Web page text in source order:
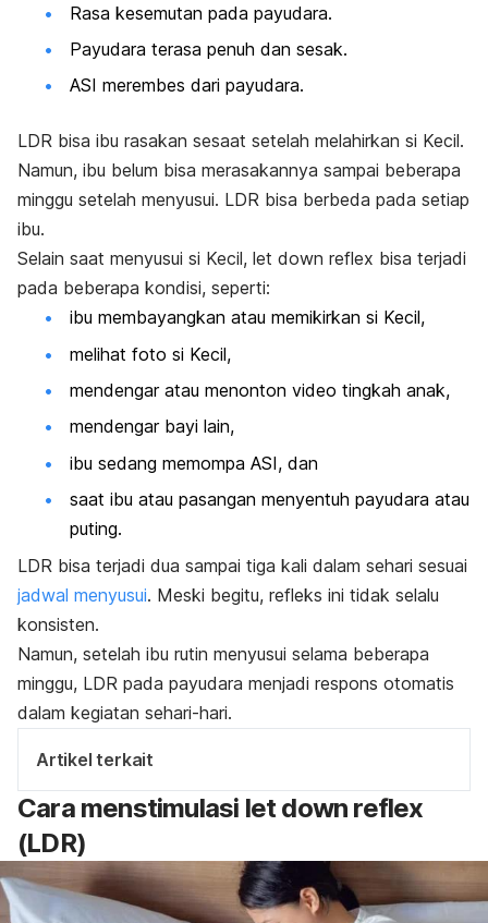
Rasa kesemutan pada payudara.
Payudara terasa penuh dan sesak.
ASI merembes dari payudara.
LDR bisa ibu rasakan sesaat setelah melahirkan si Kecil.
Namun, ibu belum bisa merasakannya sampai beberapa
minggu setelah menyusui. LDR bisa berbeda pada setiap
ibu.
Selain saat menyusui si Kecil, let down reflex bisa terjadi
pada beberapa kondisi, seperti:
ibu membayangkan atau memikirkan si Kecil,
melihat foto si Kecil,
mendengar atau menonton video tingkah anak,
mendengar bayi lain,
ibu sedang memompa ASI, dan
saat ibu atau pasangan menyentuh payudara atau
puting.
LDR bisa terjadi dua sampai tiga kali dalam sehari sesuai
jadwal menyusui. Meski begitu, refleks ini tidak selalu
konsisten.
Namun, setelah ibu rutin menyusui selama beberapa
minggu, LDR pada payudara menjadi respons otomatis
dalam kegiatan sehari-hari.
Artikel terkait
Cara menstimulasi let down reflex
(LDR)